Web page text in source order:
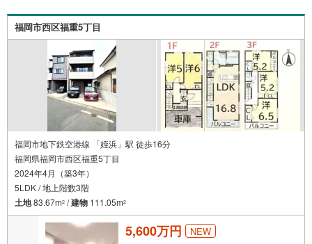
探しができるよう丁寧にサポートいたします。
福岡市西区福重5丁目
福岡市地下鉄空港線 「姪浜」駅 徒歩16分
福岡県福岡市西区福重5丁目
2024年4月（築3年）
5LDK / 地上階数3階
土地83.67m2 /建物 111.05m2
5,600万円 NEW